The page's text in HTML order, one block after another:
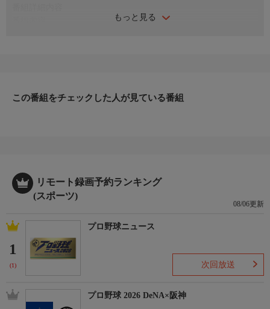
もっと見る
■男子 準決勝-1 『福岡大大濠(福岡) vs. 開志国際(新潟)』
会(インターハイ)。
バスケットボール競技、今年は大阪府で開催される。
各都道府県の予選を勝ち抜いた精鋭が、夏の日本一を目指して激
闘を繰り広げる。
高校生活3年間の中で、各都道府県予選を勝ち抜いてきたチーム
でなければ経験できない舞台になるため、選手それぞれの思いが
目！
この番組をチェックした人が見ている番組
リモート録画予約ランキング
(スポーツ)
08/06更新
1
(1)
プロ野球ニュース
次回放送
プロ野球 2026 DeNA×阪神